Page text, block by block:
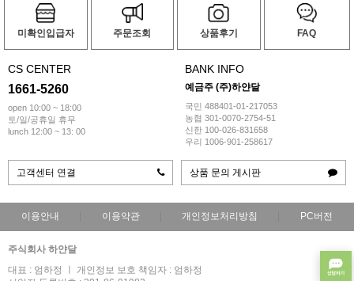
미확인입급자 주문조회 상품후기 FAQ
CS CENTER
1661-5260
open 10:00 ~ 18:00
토/일/공휴일 휴무
lunch 12:00 ~ 13: 00
BANK INFO
예금주 (주)하얀달
국민 488401-01-217053
농협 301-0070-2754-51
신한 100-026-831658
우리 1006-901-258617
고객센터 연결 상품 문의 게시판
이용안내 이용약관 개인정보처리방침 PC버전
주식회사 하얀달
대표 : 엄하정 ㅣ 개인정보 보호 책임자 : 엄하정